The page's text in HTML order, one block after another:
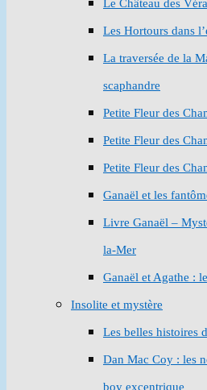
Le Château des
Les Hortours dans
La traversée de la
scaphandre
Petite Fleur des
Petite Fleur des
Petite Fleur des
Ganaël et les
Livre Ganaël –
la-Mer
Ganaël et Agathe :
Insolite et mystère
Les belles histoires
Dan Mac Coy : les
boy excentrique